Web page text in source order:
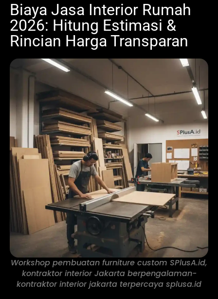
Biaya Jasa Interior Rumah
2026: Hitung Estimasi &
Rincian Harga Transparan
Workshop pembuatan furniture custom SPlusA.id,
kontraktor interior Jakarta berpengalaman-
kontraktor interior jakarta terpercaya splusa.id